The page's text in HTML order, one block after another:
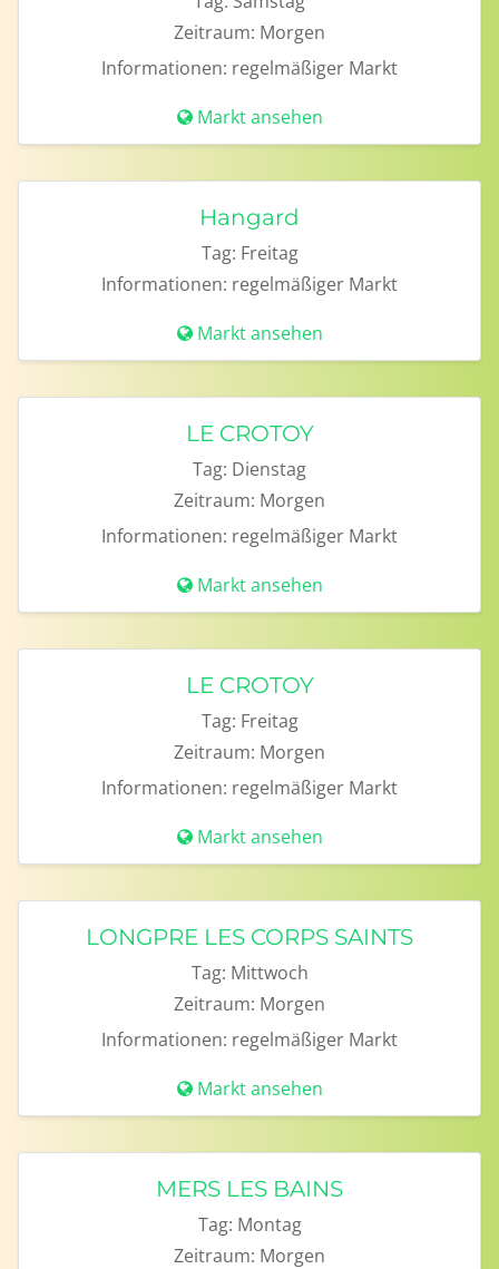
Zeitraum: Morgen
Informationen: regelmäßiger Markt
Markt ansehen
Hangard
Tag: Freitag
Informationen: regelmäßiger Markt
Markt ansehen
LE CROTOY
Tag: Dienstag
Zeitraum: Morgen
Informationen: regelmäßiger Markt
Markt ansehen
LE CROTOY
Tag: Freitag
Zeitraum: Morgen
Informationen: regelmäßiger Markt
Markt ansehen
LONGPRE LES CORPS SAINTS
Tag: Mittwoch
Zeitraum: Morgen
Informationen: regelmäßiger Markt
Markt ansehen
MERS LES BAINS
Tag: Montag
Zeitraum: Morgen